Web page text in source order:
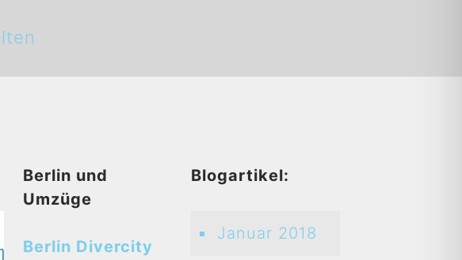
Berlin und
Umzüge
Berlin Divercity
Blogartikel:
Januar 2018